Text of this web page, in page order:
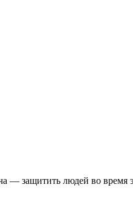
— защитить людей во время